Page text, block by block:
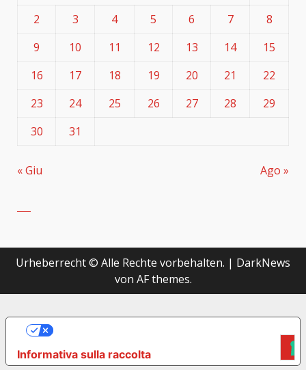
2
3 4 5 6 7
8
9
10 11 12 13 14
15
16
17 18 19 20 21
22
23
24 25 26 27 28
29
30
31
« Giu Ago »
Urheberrecht © Alle Rechte vorbehalten. | DarkNews
von AF themes.
Informativa sulla raccolta